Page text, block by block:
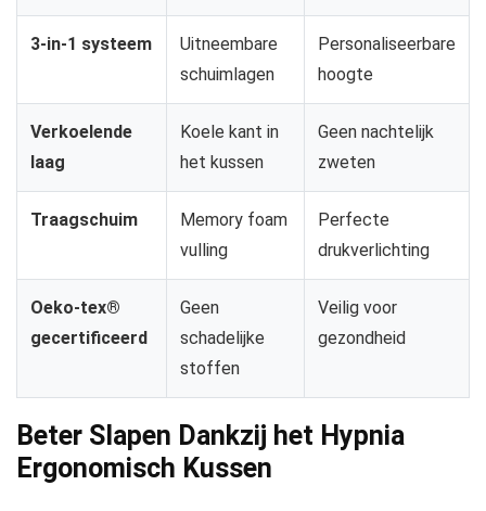
3-in-1 systeem
Uitneembare
schuimlagen
Personaliseerbare
hoogte
Verkoelende
laag
Koele kant in
het kussen
Geen nachtelijk
zweten
Traagschuim
Memory foam
vulling
Perfecte
drukverlichting
Oeko-tex®
gecertificeerd
Geen
schadelijke
stoffen
Veilig voor
gezondheid
Beter Slapen Dankzij het Hypnia
Ergonomisch Kussen